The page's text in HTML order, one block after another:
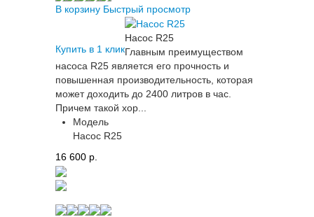
В корзину Быстрый просмотр
Купить в 1 клик
Насос R25
Главным преимуществом
насоса R25 является его прочность и
повышенная производительность, которая
может доходить до 2400 литров в час.
Причем такой хор...
Модель
Насос R25
16 600 p.